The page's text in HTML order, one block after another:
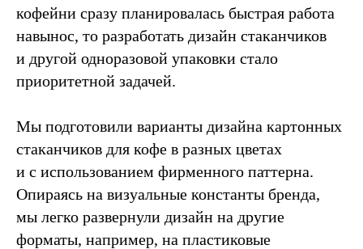
кофейни сразу планировалась быстрая работа
навынос, то разработать дизайн стаканчиков
и другой одноразовой упаковки стало
приоритетной задачей.
Мы подготовили варианты дизайна картонных
стаканчиков для кофе в разных цветах
и с использованием фирменного паттерна.
Опираясь на визуальные константы бренда,
мы легко развернули дизайн на другие
форматы, например, на пластиковые